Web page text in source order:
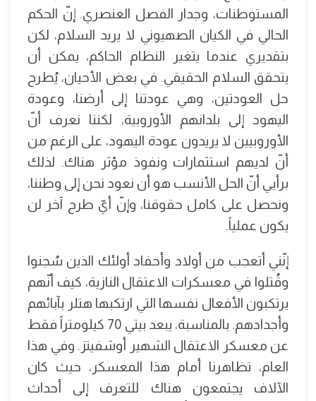
المستوطنات، وجدار الفصل العنصري. إنّ الحكم
الحالي في الكيان الصهيوني لا يريد السلام، لكن
بتقديري عندما يتغير النظام الحاكم، يمكن أن
يتحقق السلام الحقيقي. في بعض الأحيان، يُطرح
حل العودتين، وهي عودتنا إلى أرضنا، وعودة
اليهود إلى بلدانهم الأوروبية، لكننا نعرف أنّ
الأوروبيين لا يريدون عودة اليهود، على الرغم من
أنّ لديهم استثمارات ونفوذ مؤثر هناك. لذلك
برأيي أنّ الحل الأنسب هو أن نعود نحن إلى وطننا،
ونحصل على كامل حقوقنا، وإنّ أيّ طرح آخر لن
يكون عملياً.
إنّني أتعجب من أولاد وأحفاد أولئك الذين سُجنوا
وقُتلوا في معسكرات الاعتقال النازية، كيف أنّهم
يرتكبون الأفعال نفسها التي ارتكبها هتلر بآبائهم
وأجدادهم. بالمناسبة، يبعد بيتي 70 كيلومتراً فقط
عن معسكر الاعتقال الشهير أوشفيتز. وفي هذا
العام، تظاهرنا أمام هذا المعسكر، حيث كان
الآلاف يجتمعون هناك للتعرف إلى أحداث